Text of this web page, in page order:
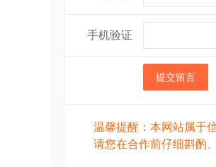
手机验证
提交留言
温馨提醒：本网站属于
请您在合作前仔细斟酌